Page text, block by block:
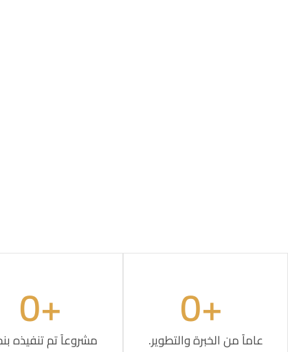
عاماً من الخبرة والتطوير.
0 مشروعاً تم تنفيذه
+
0